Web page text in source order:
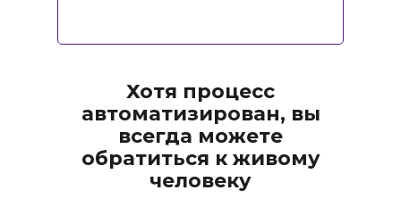
Хотя процесс
автоматизирован, вы
всегда можете
обратиться к живому
человеку